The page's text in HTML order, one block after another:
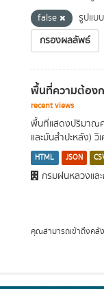
false
รูปแบ
กรองผลลัพธ์
พื้นที่ความต้อง
recent views
พื้นที่แสดงปริมาณ
และมันสำปะหลัง)
HTML JSON
กรมฝนหลวงแล
คุณสามารถเข้าถึงคลั